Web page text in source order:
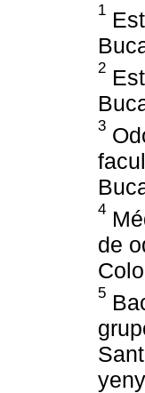
1
2
3
4
de
5